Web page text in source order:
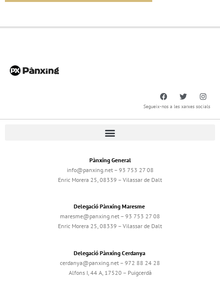
Segueix-nos a les xarxes socials
Pànxing General
info@panxing.net – 93 753 27 08
Enric Morera 25, 08339 – Vilassar de Dalt
Delegació Pànxing Maresme
maresme@panxing.net – 93 753 27 08
Enric Morera 25, 08339 – Vilassar de Dalt
Delegació Pànxing Cerdanya
cerdanya@panxing.net – 972 88 24 28
Alfons I, 44 A, 17520 – Puigcerdà